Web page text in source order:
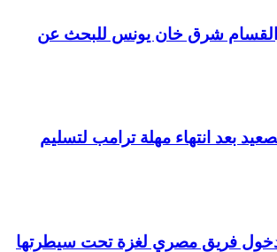
والقسام شرق خان يونس للبحث عن
بعد انتهاء مهلة ترامب لتسليم
فريق مصري لغزة تحت سيطرتها